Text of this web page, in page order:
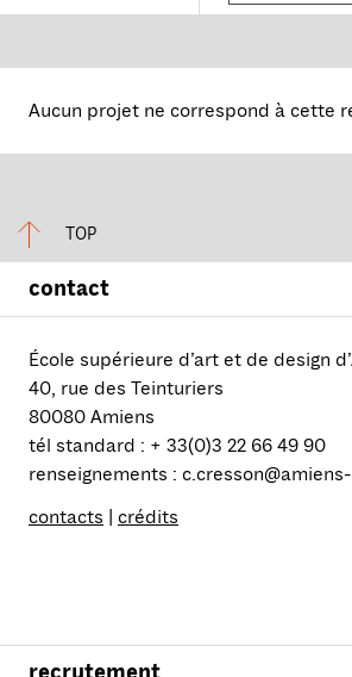
Aucun projet ne correspond à cette
TOP
contact
École supérieure d’art et de design
40, rue des Teinturiers
80080 Amiens
tél standard : + 33(0)3 22 66 49 90
renseignements :
contacts
crédits